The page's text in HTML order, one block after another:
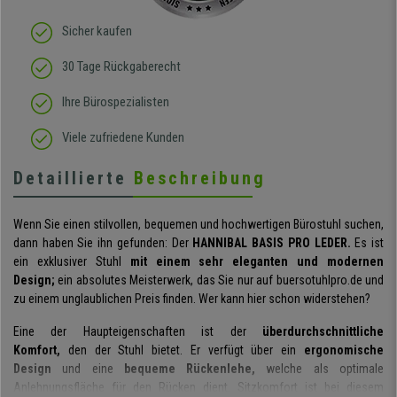
Sicher kaufen
30 Tage Rückgaberecht
Ihre Bürospezialisten
Viele zufriedene Kunden
Detaillierte Beschreibung
Wenn Sie einen stilvollen, bequemen und hochwertigen Bürostuhl suchen,
dann haben Sie ihn gefunden: Der HANNIBAL BASIS PRO LEDER. Es ist
ein exklusiver Stuhl mit einem sehr eleganten und modernen
Design; ein absolutes Meisterwerk, das Sie nur auf buersotuhlpro.de und
zu einem unglaublichen Preis finden. Wer kann hier schon widerstehen?
Eine der Haupteigenschaften ist der überdurchschnittliche
Komfort, den der Stuhl bietet. Er verfügt über ein ergonomische
Design und eine bequeme Rückenlehe, welche als optimale
Anlehnungsfläche für den Rücken dient. Sitzkomfort ist bei diesem